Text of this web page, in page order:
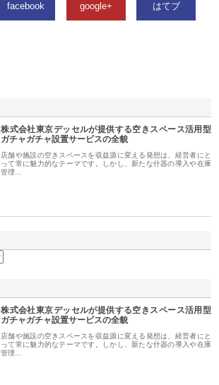
facebook google+ はてブ
株式会社東京デッセルが提供する空きスペース活用型
ガチャガチャ設置サービスの全貌
店舗や施設の空きスペースを収益源に変える発想は、経営者にと
って常に魅力的なテーマです。しかし、新たな什器の導入や在庫
管理…
株式会社東京デッセルが提供する空きスペース活用型
ガチャガチャ設置サービスの全貌
店舗や施設の空きスペースを収益源に変える発想は、経営者にと
って常に魅力的なテーマです。しかし、新たな什器の導入や在庫
管理…